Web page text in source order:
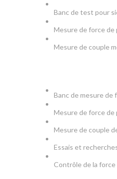
Banc de test pour
Mesure de force
Mesure de couple
Banc de mesure de
Mesure de force
Mesure de couple
Essais et
Contrôle de la